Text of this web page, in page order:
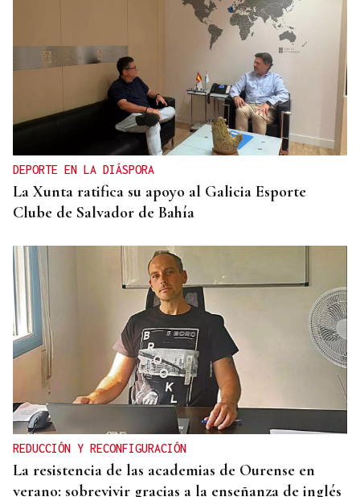
CONTROL DE POBOACIÓN
A Limia, “zona cero” para o censo das aves galegas
DEPORTE EN LA DIÁSPORA
La Xunta ratifica su apoyo al Galicia Esporte
Clube de Salvador de Bahía
REDUCCIÓN Y RECONFIGURACIÓN
La resistencia de las academias de Ourense en
verano: sobrevivir gracias a la enseñanza de inglés